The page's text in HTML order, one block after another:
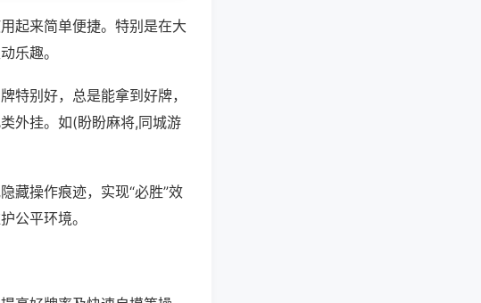
起来简单便捷。特别是在大
乐趣。
特别好，总是能拿到好牌，
外挂。如(盼盼麻将,同城游
藏操作痕迹，实现“必胜”效
公平环境。